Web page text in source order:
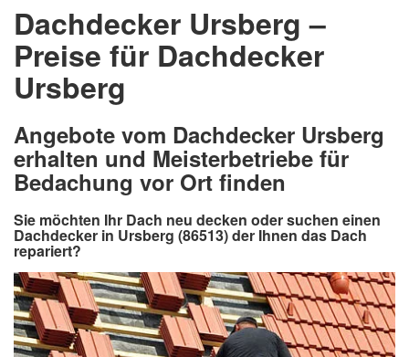
Dachdecker Ursberg –
Preise für Dachdecker
Ursberg
Angebote vom Dachdecker Ursberg
erhalten und Meisterbetriebe für
Bedachung vor Ort finden
Sie möchten Ihr Dach neu decken oder suchen einen
Dachdecker in Ursberg (86513) der Ihnen das Dach
repariert?